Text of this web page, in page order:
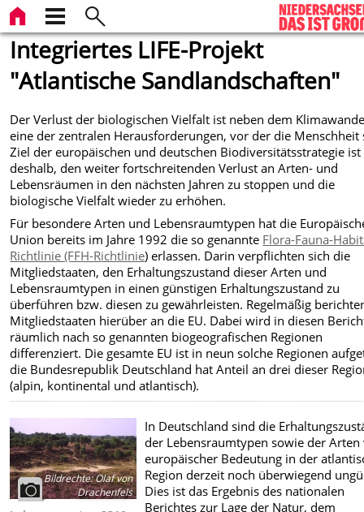
Integriertes LIFE-Projekt
"Atlantische Sandlandschaften"
Der Verlust der biologischen Vielfalt ist neben dem
eine der zentralen Herausforderungen, vor der die Menschheit
Ziel der europäischen und deutschen Biodiversitätsstrategie ist
deshalb, den weiter fortschreitenden Verlust an Arten- und
Lebensräumen in den nächsten Jahren zu stoppen und die
biologische Vielfalt wieder zu erhöhen.
Für besondere Arten und Lebensraumtypen hat die
Union bereits im Jahre 1992 die so genannte Flora-Fauna-
Richtlinie (FFH-Richtlinie) erlassen. Darin verpflichten sich die
Mitgliedstaaten, den Erhaltungszustand dieser Arten und
Lebensraumtypen in einen günstigen Erhaltungszustand zu
überführen bzw. diesen zu gewährleisten. Regelmäßig
Mitgliedstaaten hierüber an die EU. Dabei wird in diesen
räumlich nach so genannten biogeografischen Regionen
differenziert. Die gesamte EU ist in neun solche Regionen
die Bundesrepublik Deutschland hat Anteil an drei dieser
(alpin, kontinental und atlantisch).
Bildrechte:Olaf von
Drachenfels
In Deutschland sind die
der Lebensraumtypen sowie der Arten
europäischer Bedeutung in der
Region derzeit noch überwiegend
Dies ist das Ergebnis des nationalen
Berichtes zur Lage der Natur, dem